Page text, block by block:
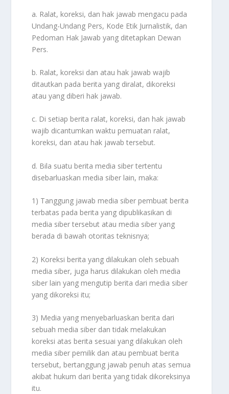
a. Ralat, koreksi, dan hak jawab mengacu pada
Undang-Undang Pers, Kode Etik Jurnalistik, dan
Pedoman Hak Jawab yang ditetapkan Dewan
Pers.
b. Ralat, koreksi dan atau hak jawab wajib
ditautkan pada berita yang diralat, dikoreksi
atau yang diberi hak jawab.
c. Di setiap berita ralat, koreksi, dan hak jawab
wajib dicantumkan waktu pemuatan ralat,
koreksi, dan atau hak jawab tersebut.
d. Bila suatu berita media siber tertentu
disebarluaskan media siber lain, maka:
1) Tanggung jawab media siber pembuat berita
terbatas pada berita yang dipublikasikan di
media siber tersebut atau media siber yang
berada di bawah otoritas teknisnya;
2) Koreksi berita yang dilakukan oleh sebuah
media siber, juga harus dilakukan oleh media
siber lain yang mengutip berita dari media siber
yang dikoreksi itu;
3) Media yang menyebarluaskan berita dari
sebuah media siber dan tidak melakukan
koreksi atas berita sesuai yang dilakukan oleh
media siber pemilik dan atau pembuat berita
tersebut, bertanggung jawab penuh atas semua
akibat hukum dari berita yang tidak dikoreksinya
itu.